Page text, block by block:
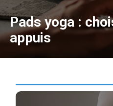
Pads yoga :
appuis